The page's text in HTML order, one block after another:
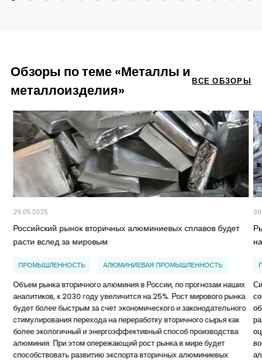
Обзоры по теме «Металлы и
металлоизделия»
ВСЕ ОБЗОРЫ
29.05.2025
Российский рынок вторичных алюминиевых сплавов будет
расти вслед за мировым
ПРОМЫШЛЕННОСТЬ АЛЮМИНИЕВАЯ ПРОМЫШЛЕННОСТЬ
Объем рынка вторичного алюминия в России, по прогнозам наших
аналитиков, к 2030 году увеличится на 25%. Рост мирового рынка
будет более быстрым за счет экономического и законодательного
стимулирования перехода на переработку вторичного сырья как
более экологичный и энергоэффективный способ производства
алюминия. При этом опережающий рост рынка в мире будет
способствовать развитию экспорта вторичных алюминиевых